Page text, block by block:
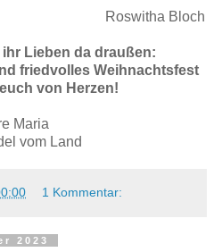
Roswitha Bloch
ihr Lieben da draußen:
friedvolles Weihnachtsfest
von Herzen!
Maria
vom Land
1 Kommentar:
2023